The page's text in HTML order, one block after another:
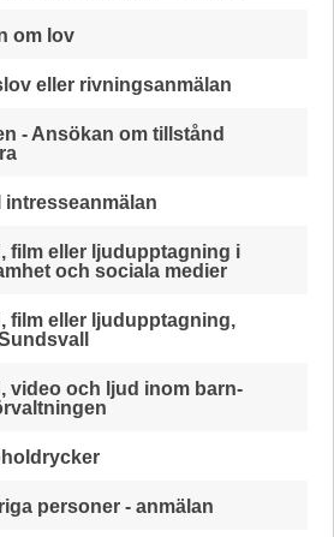
om lov
eller rivningsanmälan
- Ansökan om tillstånd
intresseanmälan
film eller ljudupptagning i
och sociala medier
film eller ljudupptagning,
video och ljud inom barn-
personer - anmälan